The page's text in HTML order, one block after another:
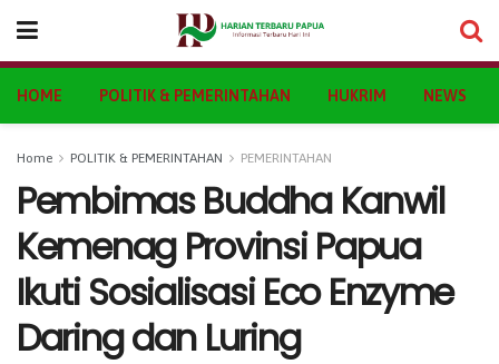
HOME POLITIK & PEMERINTAHAN HUKRIM NEWS
Home POLITIK & PEMERINTAHAN PEMERINTAHAN
Pembimas Buddha Kanwil
Kemenag Provinsi Papua
Ikuti Sosialisasi Eco Enzyme
Daring dan Luring